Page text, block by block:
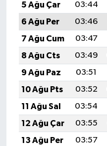
5 Ağu Çar
03:44
6 Ağu Per
03:46
7 Ağu Cum
03:47
8 Ağu Cts
03:49
9 Ağu Paz
03:51
10 Ağu Pts
03:52
11 Ağu Sal
03:54
12 Ağu Çar
03:55
13 Ağu Per
03:57